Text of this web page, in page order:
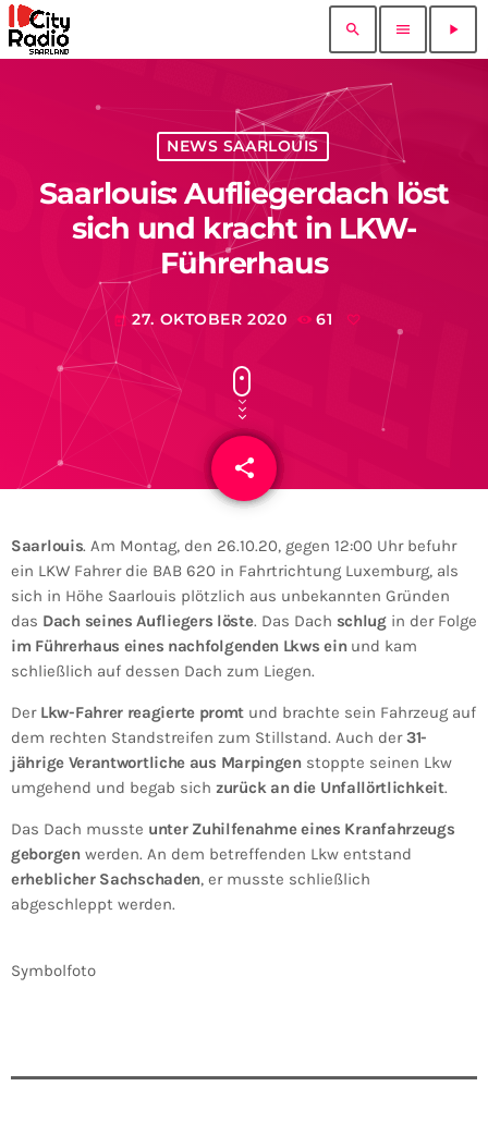
search menu play_arrow
NEWS SAARLOUIS
Saarlouis: Aufliegerdach löst
sich und kracht in LKW-
Führerhaus
today 27. OKTOBER 2020 61
share
email
Saarlouis. Am Montag, den 26.10.20, gegen 12:00 Uhr befuhr
ein LKW Fahrer die BAB 620 in Fahrtrichtung Luxemburg, als
sich in Höhe Saarlouis plötzlich aus unbekannten Gründen
das Dach seines Aufliegers löste. Das Dach schlug in der Folge
im Führerhaus eines nachfolgenden Lkws ein und kam
schließlich auf dessen Dach zum Liegen.
Der Lkw-Fahrer reagierte promt und brachte sein Fahrzeug auf
dem rechten Standstreifen zum Stillstand. Auch der31-
jährige Verantwortliche aus Marpingenstoppte seinen Lkw
umgehend und begab sich zurück an die Unfallörtlichkeit.
Das Dach musste unter Zuhilfenahme eines Kranfahrzeugs
geborgenwerden. An dem betreffenden Lkw entstand
erheblicher Sachschaden, er musste schließlich
abgeschleppt werden.
Symbolfoto